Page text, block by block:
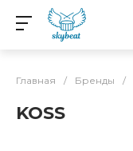
Главная / Бренды /
KOSS